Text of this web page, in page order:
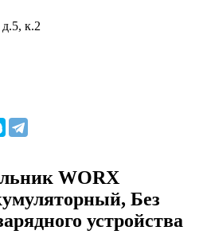
к.2
WORX
Без
устройства